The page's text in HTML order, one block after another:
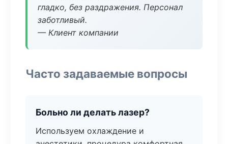
гладко, без раздражения. Персонал
заботливый.
— Клиент компании
Часто задаваемые вопросы
Больно ли делать лазер?
Используем охлаждение и